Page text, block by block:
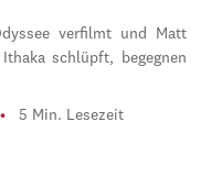
verfilmt und Matt
schlüpft, begegnen
5 Min. Lesezeit